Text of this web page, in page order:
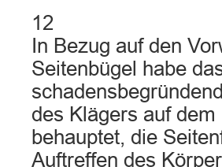
12
In Bezug auf den
Seitenbügel habe
des Klägers auf
behauptet, die
Auftreffen des